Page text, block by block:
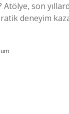
son
deneyim